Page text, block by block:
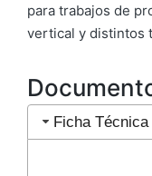
para trabajos de
vertical y distintos
Ficha Técnica